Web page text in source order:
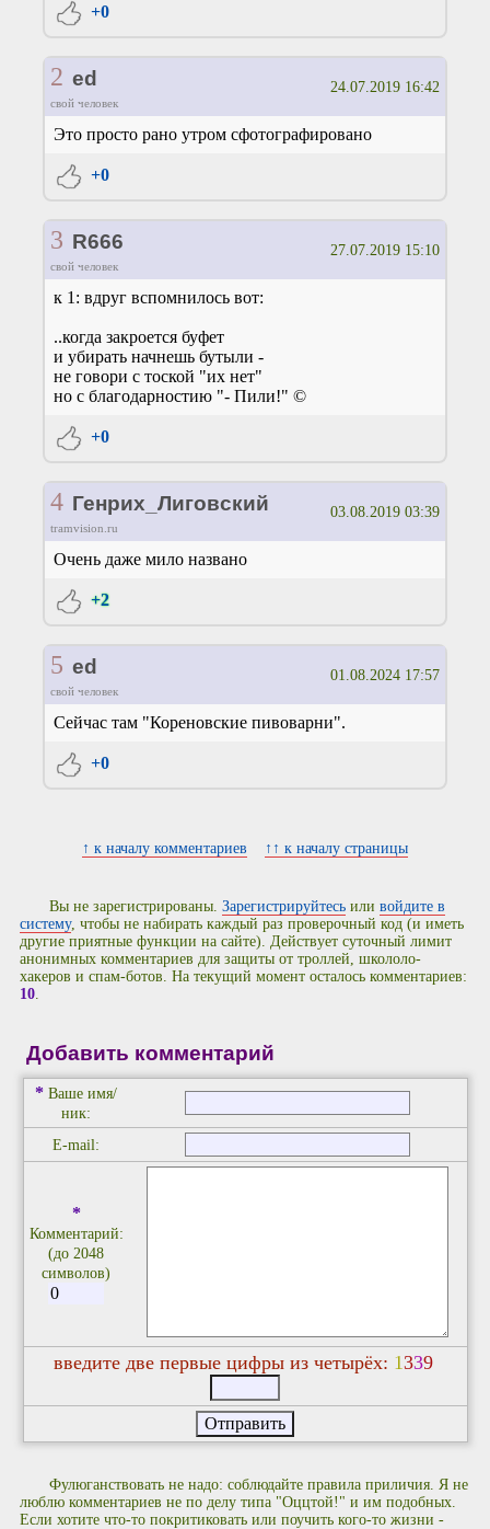
+0
2 ed
свой человек
24.07.2019 16:42
Это просто рано утром сфотографировано
+0
3 R666
свой человек
27.07.2019 15:10
к 1: вдруг вспомнилось вот:
..когда закроется буфет
и убирать начнешь бутыли -
не говори с тоской "их нет"
но с благодарностию "- Пили!" ©
+0
4 Генрих_Лиговский
tramvision.ru
03.08.2019 03:39
Очень даже мило названо
+2
5 ed
свой человек
01.08.2024 17:57
Сейчас там "Кореновские пивоварни".
+0
↑ к началу комментариев ↑↑ к началу страницы
Вы не зарегистрированы.Зарегистрируйтесь иливойдите в
систему, чтобы не набирать каждый раз проверочный код (и иметь
другие приятные функции на сайте). Действует суточный лимит
анонимных комментариев для защиты от троллей, школоло-
хакеров и спам-ботов. На текущий момент осталось комментариев:
10.
Добавить комментарий
* Ваше имя/
ник:
E-mail:
*
Комментарий:
(до 2048
символов)
введите две первые цифры из четырёх: 1339
Фулюганствовать не надо: соблюдайте правила приличия. Я не
люблю комментариев не по делу типа "Оццтой!" и им подобных.
Если хотите что-то покритиковать или поучить кого-то жизни -